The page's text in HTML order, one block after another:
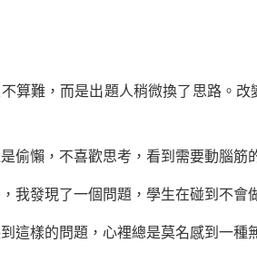
難，而是出題人稍微換了思路。改
懶，不喜歡思考，看到需要動腦筋
發現了一個問題，學生在碰到不會
樣的問題，心裡總是莫名感到一種